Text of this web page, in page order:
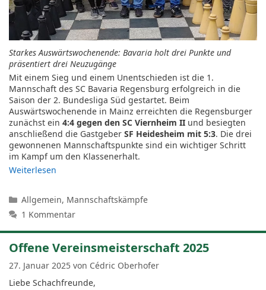
Starkes Auswärtswochenende: Bavaria holt drei Punkte und
präsentiert drei Neuzugänge
Mit einem Sieg und einem Unentschieden ist die 1.
Mannschaft des SC Bavaria Regensburg erfolgreich in die
Saison der 2. Bundesliga Süd gestartet. Beim
Auswärtswochenende in Mainz erreichten die Regensburger
zunächst ein 4:4 gegen den SC Viernheim II und besiegten
anschließend die Gastgeber SF Heidesheim mit 5:3. Die drei
gewonnenen Mannschaftspunkte sind ein wichtiger Schritt
im Kampf um den Klassenerhalt.
Weiterlesen
Kategorien
Allgemein, Mannschaftskämpfe
1 Kommentar
Offene Vereinsmeisterschaft 2025
27. Januar 2025 von Cédric Oberhofer
Liebe Schachfreunde,